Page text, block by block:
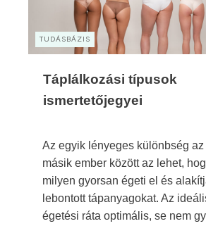
TUDÁSBÁZIS
Táplálkozási típusok
ismertetőjegyei
Az egyik lényeges különbség
másik ember között az lehet,
milyen gyorsan égeti el és
lebontott tápanyagokat. Az
égetési ráta optimális, se nem